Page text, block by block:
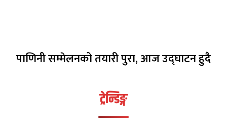
पाणिनी सम्मेलनको तयारी पुरा, आज उद्घाटन हुदै
ट्रेन्डिङ्ग